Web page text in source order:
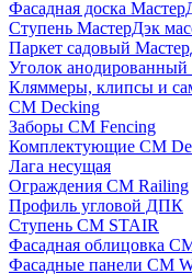
Фасадная доска
Ступень МастерДэк
Паркет садовый
Уголок анодированный
Кляммеры, клипсы и
CM Decking
Заборы CM Fencing
Комплектующие CM
Лага несущая
Ограждения CM Railing
Профиль угловой ДПК
Ступень CM STAIR
Фасадная облицовка
Фасадные панели CM